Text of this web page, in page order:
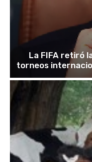
La FIFA retiró
torneos